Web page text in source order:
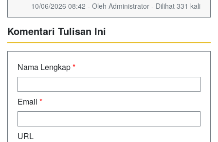
10/06/2026 08:42 - Oleh Administrator - Dilihat 331 kali
Komentari Tulisan Ini
Nama Lengkap*
Email *
URL